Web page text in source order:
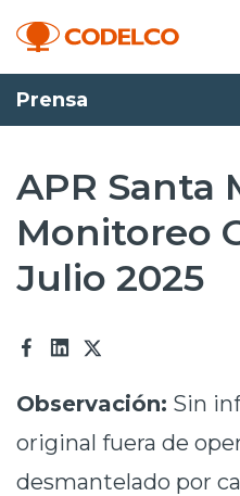
Transparencia activa
Nosotros
Operaciones
Inversionistas
Prensa
APR Santa
Monitoreo
Julio 2025
Observación: Sin
original fuera de
desmantelado por